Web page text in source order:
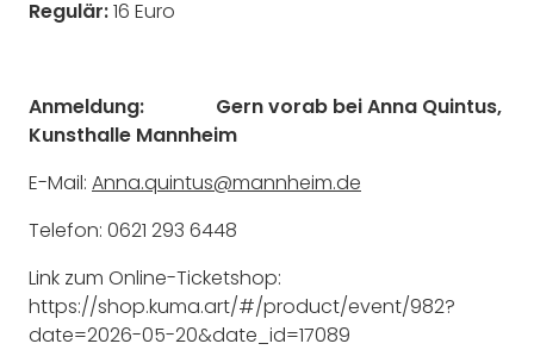
Regulär:16 Euro
Anmeldung: Gern vorab bei Anna Quintus,
Kunsthalle Mannheim
E-Mail: Anna.quintus@mannheim.de
Telefon: 0621 293 6448
Link zum Online-Ticketshop:
https://shop.kuma.art/#/product/event/982?
date=2026-05-20&date_id=17089